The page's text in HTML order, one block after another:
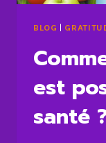
BLOG |
est
santé